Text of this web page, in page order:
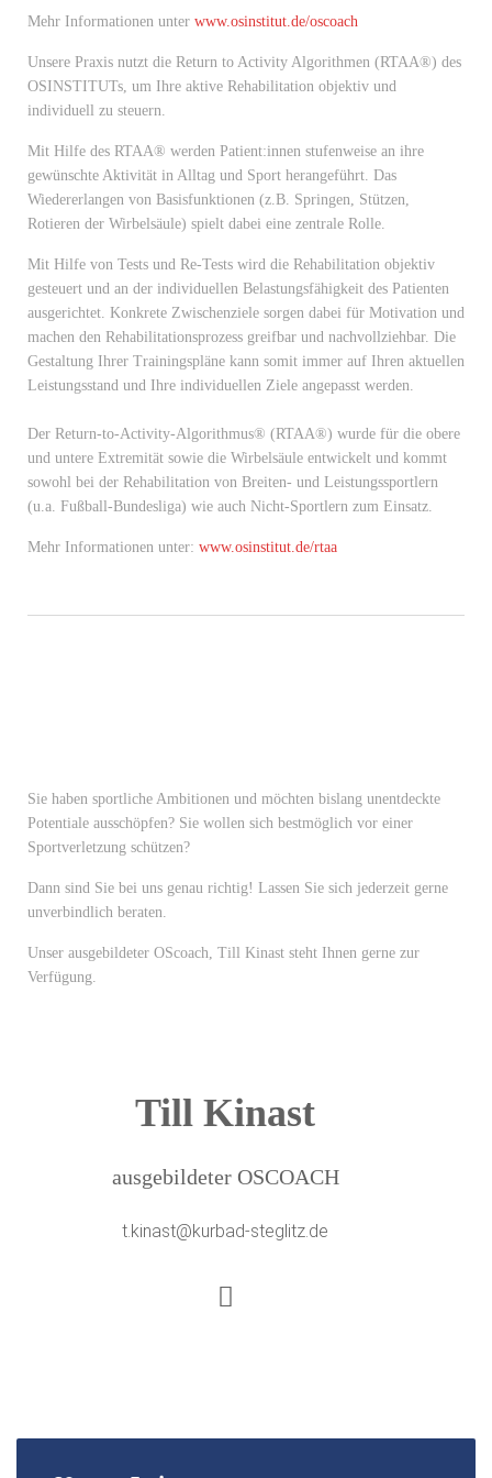
Mehr Informationen unter www.osinstitut.de/oscoach
Unsere Praxis nutzt die Return to Activity Algorithmen (RTAA®) des
OSINSTITUTs, um Ihre aktive Rehabilitation objektiv und
individuell zu steuern.
Mit Hilfe des RTAA® werden Patient:innen stufenweise an ihre
gewünschte Aktivität in Alltag und Sport herangeführt. Das
Wiedererlangen von Basisfunktionen (z.B. Springen, Stützen,
Rotieren der Wirbelsäule) spielt dabei eine zentrale Rolle.
Mit Hilfe von Tests und Re-Tests wird die Rehabilitation objektiv
gesteuert und an der individuellen Belastungsfähigkeit des Patienten
ausgerichtet. Konkrete Zwischenziele sorgen dabei für Motivation und
machen den Rehabilitationsprozess greifbar und nachvollziehbar. Die
Gestaltung Ihrer Trainingspläne kann somit immer auf Ihren aktuellen
Leistungsstand und Ihre individuellen Ziele angepasst werden.
Der Return-to-Activity-Algorithmus® (RTAA®) wurde für die obere
und untere Extremität sowie die Wirbelsäule entwickelt und kommt
sowohl bei der Rehabilitation von Breiten- und Leistungssportlern
(u.a. Fußball-Bundesliga) wie auch Nicht-Sportlern zum Einsatz.
Mehr Informationen unter: www.osinstitut.de/rtaa
Sie haben sportliche Ambitionen und möchten bislang unentdeckte
Potentiale ausschöpfen? Sie wollen sich bestmöglich vor einer
Sportverletzung schützen?
Dann sind Sie bei uns genau richtig! Lassen Sie sich jederzeit gerne
unverbindlich beraten.
Unser ausgebildeter OScoach, Till Kinast steht Ihnen gerne zur
Verfügung.
Till Kinast
ausgebildeter OSCOACH
t.kinast@kurbad-steglitz.de